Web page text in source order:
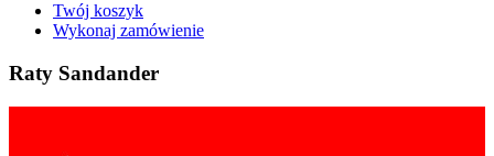
Twój koszyk
Wykonaj zamówienie
Raty Sandander